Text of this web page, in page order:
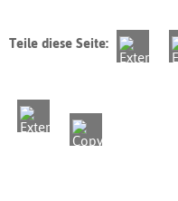
Teile diese Seite: